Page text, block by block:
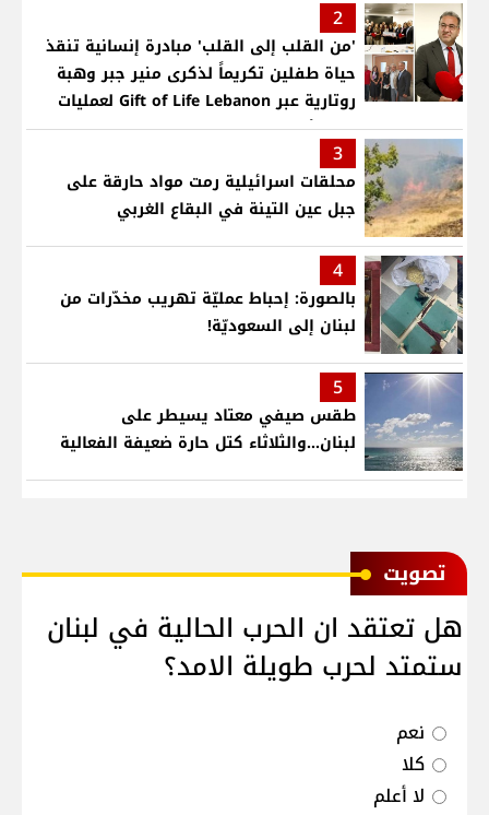
2
'من القلب إلى القلب' مبادرة إنسانية تنقذ
حياة طفلين تكريماً لذكرى منير جبر وهبة
روتارية عبر Gift of Life Lebanon لعمليات
قلب لأطفال في مستشفى حمود الجامعي
3
محلقات اسرائيلية رمت مواد حارقة على
جبل عين التينة في البقاع الغربي
4
بالصورة: إحباط عمليّة تهريب مخدّرات من
لبنان إلى السعوديّة!
5
طقس صيفي معتاد يسيطر على
لبنان...والثلاثاء كتل حارة ضعيفة الفعالية
ﺗﺼﻮﻳﺖ
هل تعتقد ان الحرب الحالية في لبنان
ستمتد لحرب طويلة الامد؟
نعم
كلا
لا أعلم